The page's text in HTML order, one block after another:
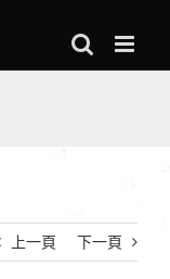
上一頁 下一頁